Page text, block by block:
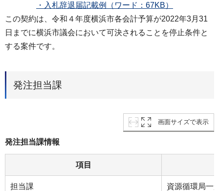
・入札辞退届記載例（ワード：67KB）
この契約は、令和４年度横浜市各会計予算が2022年3月31
日までに横浜市議会において可決されることを停止条件と
する案件です。
発注担当課
画面サイズで表示
発注担当課情報
項目
担当課 資源循環局一